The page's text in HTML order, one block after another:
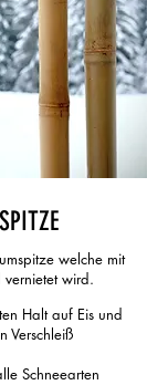
welche mit
wird.
Halt auf Eis und
Verschleiß
Schneearten